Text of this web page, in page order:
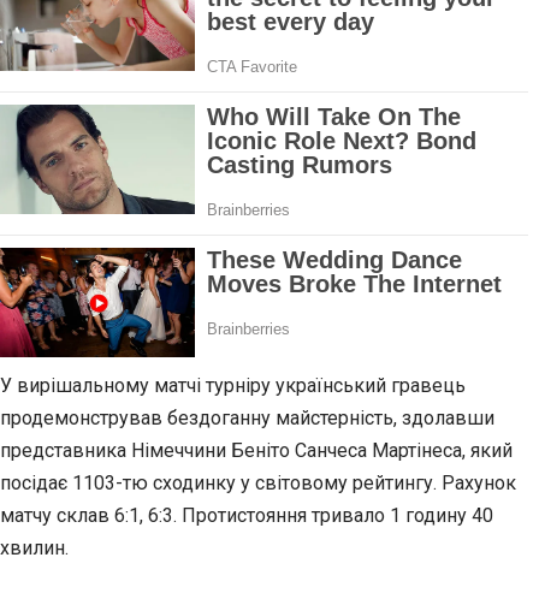
У вирішальному матчі турніру український гравець
продемонстрував бездоганну майстерність, здолавши
представника Німеччини Беніто Санчеса Мартінеса, який
посідає 1103-тю сходинку у світовому рейтингу. Рахунок
матчу склав 6:1, 6:3. Протистояння тривало 1 годину 40
хвилин.